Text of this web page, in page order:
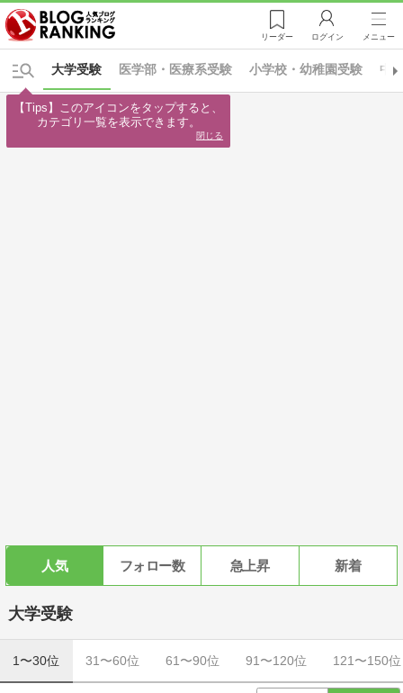
リーダー ログイン メニュー
医学部・医療系受験 小学校・幼稚園受験 中
大学受験
人気 フォロー数 急上昇 新着
大学受験
1〜30位 31〜60位 61〜90位 91〜120位 121〜150位
【Tips】このアイコンをタップすると、
カテゴリ一覧を表示できます。
閉じる